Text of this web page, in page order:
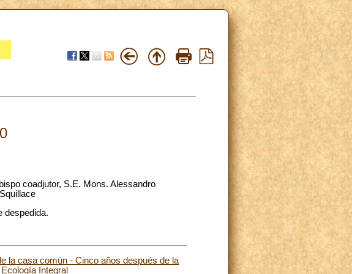
coadjutor, S.E. Mons. Alessandro
despedida.
la casa común - Cinco años después de la
Integral